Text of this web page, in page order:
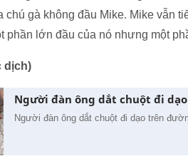
gà không đầu Mike. Mike vẫn
phần lớn đầu của nó nhưng một
dịch)
Người đàn ông dắt chuột đi
Người đàn ông dắt chuột đi dạo trên